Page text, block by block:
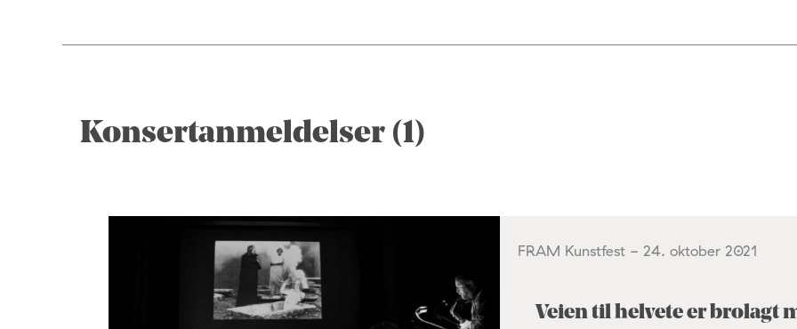
Konsertanmeldelser (1)
FRAM Kunstfest - 24. oktober 2021
Veien til helvete er brolagt